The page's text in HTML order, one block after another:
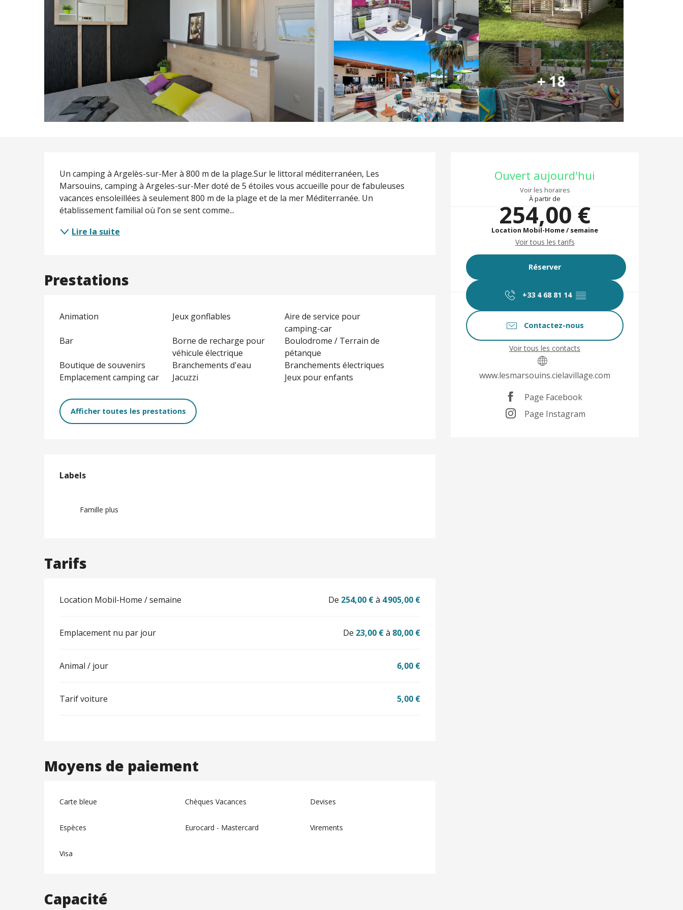
+ 18
Ouverture et
Ouvert aujourd'hui
Voir les horaires
À partir de
254,00 €
Location Mobil-Home / semaine
Voir tous les tarifs
Réserver
+33 4 68 81 14 ▒▒
Contactez-nous
Voir tous les contacts
www.lesmarsouins.cielavillage.com
Page Facebook
Page Instagram
Description
Un camping à Argelès-sur-Mer à 800 m de la plage.Sur le littoral méditerranéen, Les
Marsouins, camping à Argeles-sur-Mer doté de 5 étoiles vous accueille pour de fabuleuses
vacances ensoleillées à seulement 800 m de la plage et de la mer Méditerranée. Un
établissement familial où l’on se sent comme...
Lire la suite
Prestations
Animation Jeux gonflables
Aire de service pour
camping-car
Bar
Borne de recharge pour
véhicule électrique
Boulodrome / Terrain de
pétanque
Boutique de souvenirs
Branchements d'eau
Branchements électriques
Emplacement camping car
Jacuzzi Jeux pour enfants
Afficher toutes les prestations
Offres de prestations
Labels
Labels
Famille plus
Tarifs
Location Mobil-Home / semaine De 254,00 €à 4 905,00 €
Emplacement nu par jour De 23,00 €à 80,00 €
Animal / jour 6,00 €
Tarif voiture 5,00 €
Moyens de paiement
Carte bleue Chèques Vacances Devises
Espèces Eurocard - Mastercard Virements
Visa
Capacité